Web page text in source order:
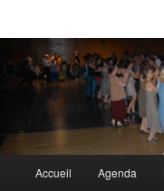
Aller au contenu
Aller au contenu
Accueil Agenda